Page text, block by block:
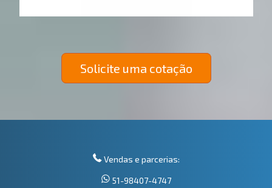
Solicite uma cotação
Vendas e parcerias:
51-98407-4747